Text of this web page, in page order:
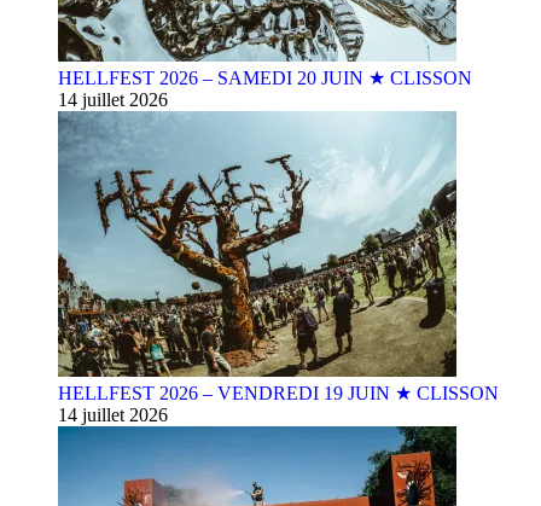
HELLFEST 2026 – SAMEDI 20 JUIN ★ CLISSON
14 juillet 2026
HELLFEST 2026 – VENDREDI 19 JUIN ★ CLISSON
14 juillet 2026